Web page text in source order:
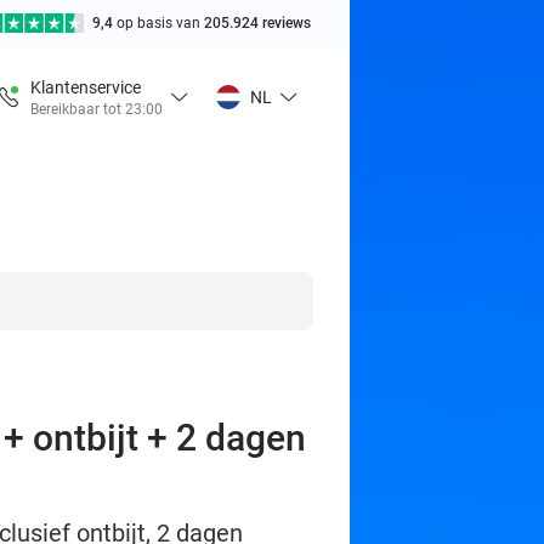
9,4 op basis van 205.924 reviews
Klantenservice
Bereikbaar tot 23:00
NL
ontbijt + 2 dagen
ontbijt, 2 dagen